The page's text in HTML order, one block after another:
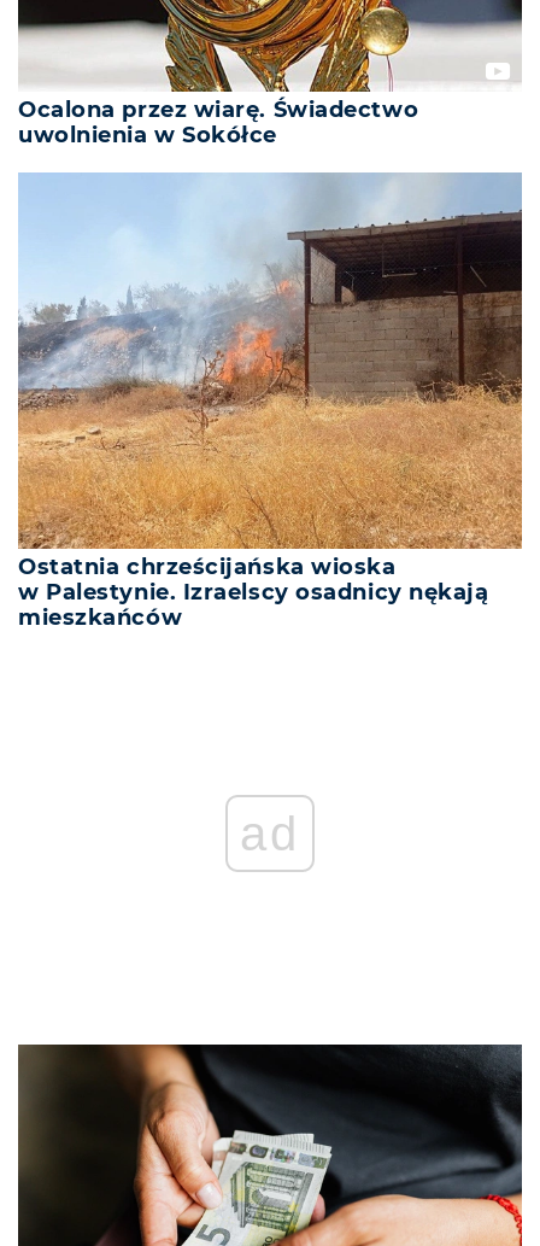
Ocalona przez wiarę. Świadectwo
uwolnienia w Sokółce
Ostatnia chrześcijańska wioska
w Palestynie. Izraelscy osadnicy nękają
mieszkańców
ad